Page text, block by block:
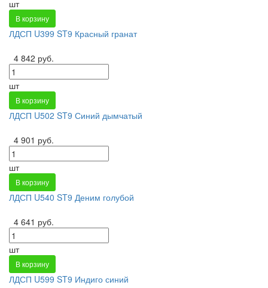
шт
В корзину
ЛДСП U399 ST9 Красный гранат
4 842 руб.
шт
В корзину
ЛДСП U502 ST9 Синий дымчатый
4 901 руб.
шт
В корзину
ЛДСП U540 ST9 Деним голубой
4 641 руб.
шт
В корзину
ЛДСП U599 ST9 Индиго синий